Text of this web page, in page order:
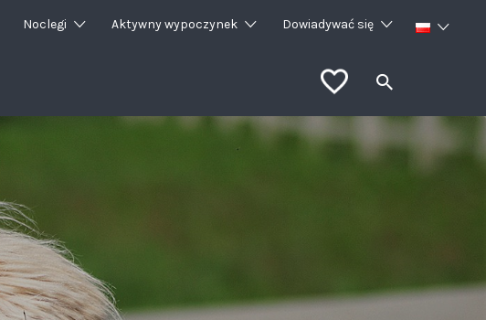
Noclegi Aktywny wypoczynek Dowiadywać się